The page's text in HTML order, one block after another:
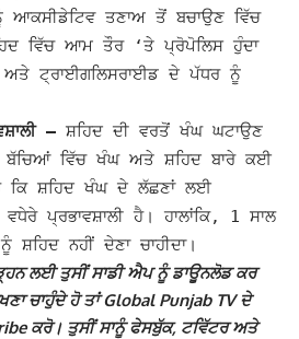
ਆਕਸੀਡੇਟਿਵ ਤਣਾਅ ਤੋਂ ਬਚਾਉਣ ਵਿੱਚ
ਵਿੱਚ ਆਮ ਤੌਰ ‘ਤੇ ਪ੍ਰੋਪੋਲਿਸ ਹੁੰਦਾ
ਟ੍ਰਾਈਗਲਿਸਰਾਈਡ ਦੇ ਪੱਧਰ ਨੂੰ
– ਸ਼ਹਿਦ ਦੀ ਵਰਤੋਂ ਖੰਘ ਘਟਾਉਣ
ਬੱਚਿਆਂ ਵਿੱਚ ਖੰਘ ਅਤੇ ਸ਼ਹਿਦ ਬਾਰੇ ਕਈ
ਕਿ ਸ਼ਹਿਦ ਖੰਘ ਦੇ ਲੱਛਣਾਂ ਲਈ
ਵਧੇਰੇ ਪ੍ਰਭਾਵਸ਼ਾਲੀ ਹੈ। ਹਾਲਾਂਕਿ, 1 ਸਾਲ
ਨਹੀਂ ਦੇਣਾ ਚਾਹੀਦਾ।
ਲਈ ਤੁਸੀਂ ਸਾਡੀ ਐਪ ਨੂੰ ਡਾਊਨਲੋਡ ਕਰ
ਚਾਹੁੰਦੇ ਹੋ ਤਾਂ Global Punjab TV ਦੇ
ਕਰੋ। ਤੁਸੀਂ ਸਾਨੂੰ ਫੇਸਬੁੱਕ, ਟਵਿੱਟਰ ਅਤੇ